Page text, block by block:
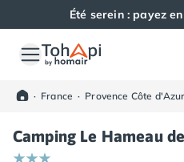
Été serein : payez
Toutes nos destinations
Camping Alsace
Camping Haut-Rhin
· France · Provence Côte d'Azur
Camping Le Hameau